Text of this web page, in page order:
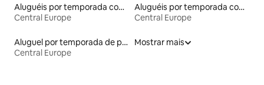
Aluguéis por temporada com acesso à praia
Central Europe
Aluguéis por temporada com caiaque
Central Europe
Aluguel por temporada de pensões coreanas
Central Europe
Mostrar mais